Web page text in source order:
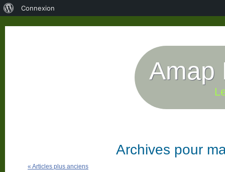
Amap
Archives pour
« Articles plus anciens
Connexion